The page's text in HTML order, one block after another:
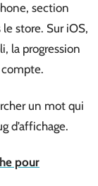
section
store. Sur iOS,
la progression
un mot qui
d’affichage.
pour